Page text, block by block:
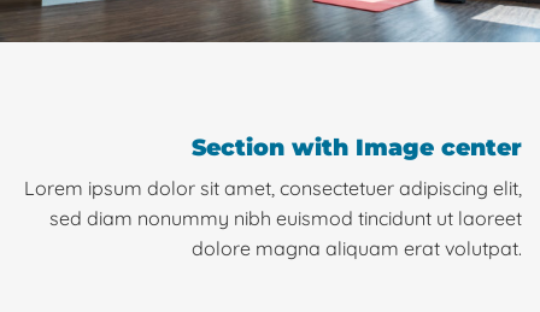
Section with Image center
Lorem ipsum dolor sit amet, consectetuer adipiscing elit,
sed diam nonummy nibh euismod tincidunt ut laoreet
dolore magna aliquam erat volutpat.